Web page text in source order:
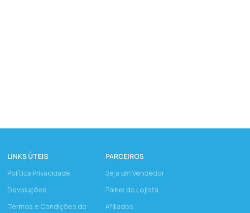
LINKS ÚTEIS
Política Privacidade
Devoluções
Termos e Condições do
PARCEIROS
Seja um Vendedor
Painel do Lojista
Afiliados